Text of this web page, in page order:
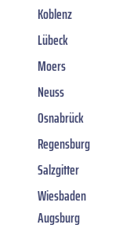
Koblenz
Lübeck
Moers
Neuss
Osnabrück
Regensburg
Salzgitter
Wiesbaden
Augsburg